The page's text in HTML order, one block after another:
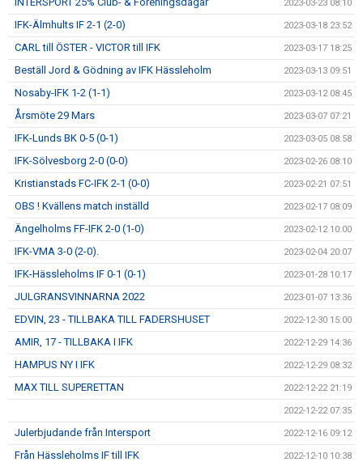
2023-03-23 08:10
IFK-Älmhults IF 2-1 (2-0) 2023-03-18 23:52
CARL till ÖSTER - VICTOR till IFK 2023-03-17 18:25
Beställ Jord & Gödning av IFK Hässleholm 2023-03-13 09:51
Nosaby-IFK 1-2 (1-1) 2023-03-12 08:45
Årsmöte 29 Mars 2023-03-07 07:21
IFK-Lunds BK 0-5 (0-1) 2023-03-05 08:58
IFK-Sölvesborg 2-0 (0-0) 2023-02-26 08:10
Kristianstads FC-IFK 2-1 (0-0) 2023-02-21 07:51
OBS ! Kvällens match inställd 2023-02-17 08:09
Ängelholms FF-IFK 2-0 (1-0) 2023-02-12 10:00
IFK-VMA 3-0 (2-0). 2023-02-04 20:07
IFK-Hässleholms IF 0-1 (0-1) 2023-01-28 10:17
JULGRANSVINNARNA 2022 2023-01-07 13:36
EDVIN, 23 - TILLBAKA TILL FADERSHUSET 2022-12-30 15:00
AMIR, 17 - TILLBAKA I IFK 2022-12-29 14:36
HAMPUS NY I IFK 2022-12-29 08:32
MAX TILL SUPERETTAN 2022-12-22 21:19
2022-12-22 07:35
Julerbjudande från Intersport 2022-12-16 09:12
Från Hässleholms IF till IFK 2022-12-10 10:38